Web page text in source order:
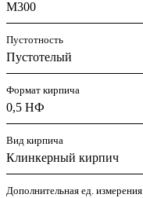
М300
Пустотность
Пустотелый
Формат кирпича
0,5 НФ
Вид кирпича
Клинкерный кирпич
Дополнительная ед. измерения